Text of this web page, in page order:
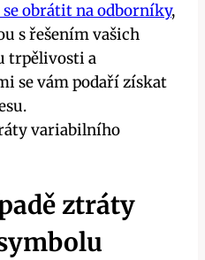
obrátit na odborníky,
s řešením vašich
trpělivosti a
se vám podaří získat
ztráty